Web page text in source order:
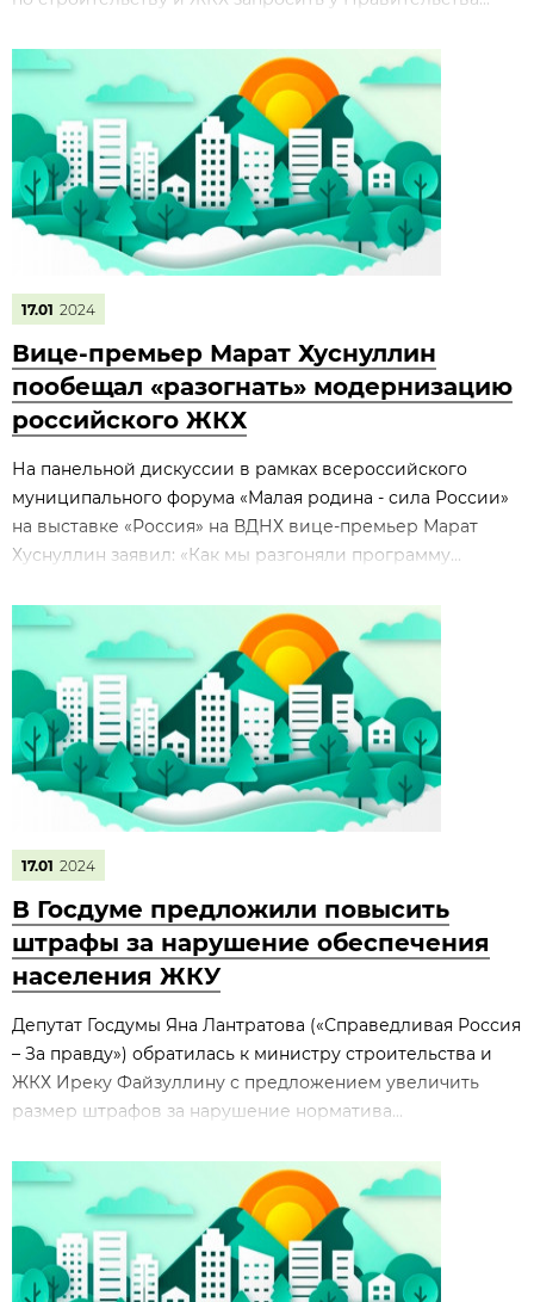
17.01 2024
Вице-премьер Марат Хуснуллин
пообещал «разогнать» модернизацию
российского ЖКХ
На панельной дискуссии в рамках всероссийского
муниципального форума «Малая родина - сила России»
на выставке «Россия» на ВДНХ вице-премьер Марат
Хуснуллин заявил: «Как мы разгоняли программу...
17.01 2024
В Госдуме предложили повысить
штрафы за нарушение обеспечения
населения ЖКУ
Депутат Госдумы Яна Лантратова («Справедливая Россия
– За правду») обратилась к министру строительства и
ЖКХ Иреку Файзуллину с предложением увеличить
размер штрафов за нарушение норматива...